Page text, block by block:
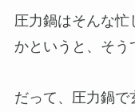
圧力鍋はそんな
かというと、そう
だって、圧力鍋で